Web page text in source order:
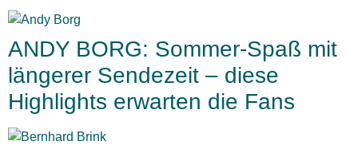
ANDY BORG: Sommer-Spaß mit
längerer Sendezeit – diese
Highlights erwarten die Fans